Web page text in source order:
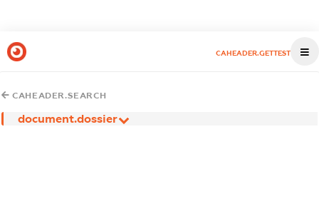
CAHEADER.GETTEST
CAHEADER.SEARCH
document.dossier